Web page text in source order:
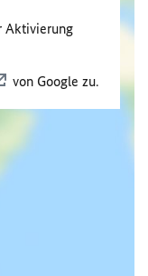
Aktivierung
von Google zu.